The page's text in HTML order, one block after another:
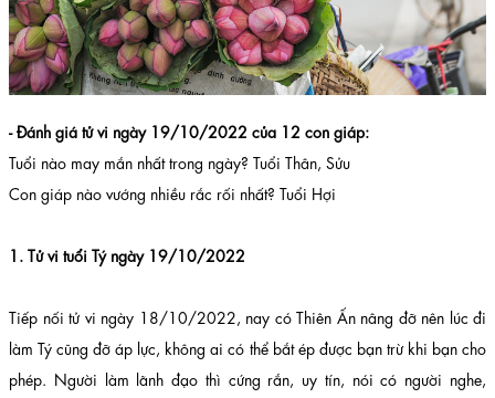
- Đánh giá tử vi ngày 19/10/2022 của 12 con giáp:
Tuổi nào may mắn nhất trong ngày? Tuổi Thân, Sửu
Con giáp nào vướng nhiều rắc rối nhất? Tuổi Hợi
1. Tử vi tuổi Tý ngày 19/10/2022
Tiếp nối tử vi ngày 18/10/2022, nay có Thiên Ấn nâng đỡ nên lúc đi
làm Tý cũng đỡ áp lực, không ai có thể bắt ép được bạn trừ khi bạn cho
phép. Người làm lãnh đạo thì cứng rắn, uy tín, nói có người nghe,